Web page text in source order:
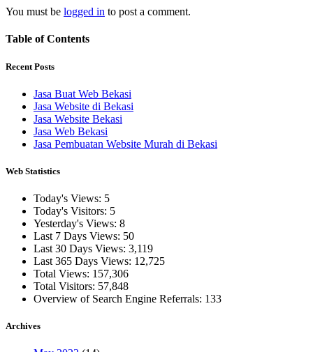
You must be logged in to post a comment.
Table of Contents
Recent Posts
Jasa Buat Web Bekasi
Jasa Website di Bekasi
Jasa Website Bekasi
Jasa Web Bekasi
Jasa Pembuatan Website Murah di Bekasi
Web Statistics
Today's Views: 5
Today's Visitors: 5
Yesterday's Views: 8
Last 7 Days Views: 50
Last 30 Days Views: 3,119
Last 365 Days Views: 12,725
Total Views: 157,306
Total Visitors: 57,848
Overview of Search Engine Referrals: 133
Archives